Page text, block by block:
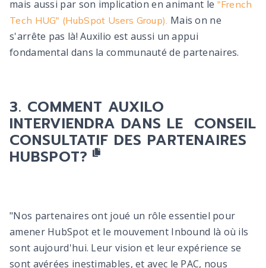
mais aussi par son implication en animant le "French
Tech HUG" (HubSpot Users Group). Mais on ne
s'arrête pas là! Auxilio est aussi un appui
fondamental dans la communauté de partenaires.
COMMENT AUXILO
INTERVIENDRA DANS LE CONSEIL
CONSULTATIF DES PARTENAIRES
HUBSPOT?
"Nos partenaires ont joué un rôle essentiel pour
amener HubSpot et le mouvement Inbound là où ils
sont aujourd'hui. Leur vision et leur expérience se
sont avérées inestimables, et avec le PAC, nous